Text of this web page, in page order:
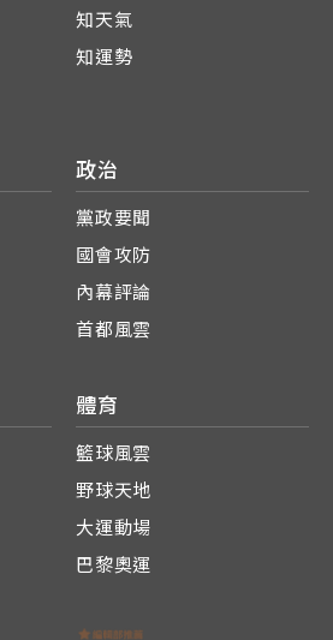
知天氣
知運勢
政治
黨政要聞
國會攻防
內幕評論
首都風雲
體育
籃球風雲
野球天地
大運動場
巴黎奧運